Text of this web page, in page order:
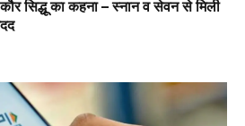
सिद्धू का कहना – स्नान व सेवन से मिली